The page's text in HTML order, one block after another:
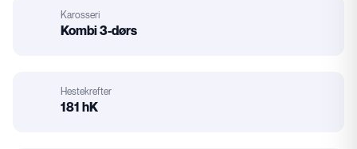
Karosseri
Kombi 3-dørs
Hestekrefter
181 hK